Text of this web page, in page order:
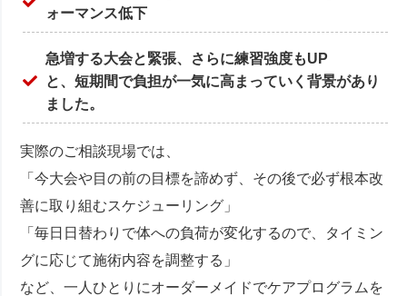
ォーマンス低下
急増する大会と緊張、さらに練習強度もUP
と、短期間で負担が一気に高まっていく背景があり
ました。
実際のご相談現場では、
「今大会や目の前の目標を諦めず、その後で必ず根本改
善に取り組むスケジューリング」
「毎日日替わりで体への負荷が変化するので、タイミン
グに応じて施術内容を調整する」
など、一人ひとりにオーダーメイドでケアプログラムを